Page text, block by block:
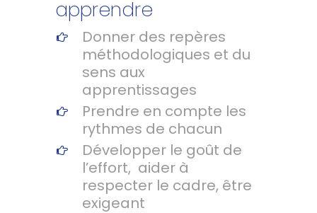
apprendre
Donner des repères
méthodologiques et du
sens aux
apprentissages
Prendre en compte les
rythmes de chacun
Développer le goût de
l’effort, aider à
respecter le cadre, être
exigeant